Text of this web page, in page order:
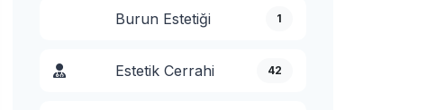
Burun Estetiği 1
Estetik Cerrahi 42